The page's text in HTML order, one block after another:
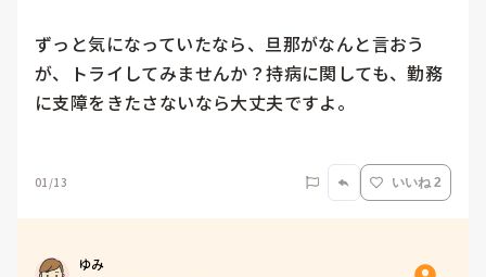
ずっと気になっていたなら、旦那がなんと言おう
が、トライしてみませんか？持病に関しても、勤務
に支障をきたさないなら大丈夫ですよ。
01/13 いいね 2
ゆみ